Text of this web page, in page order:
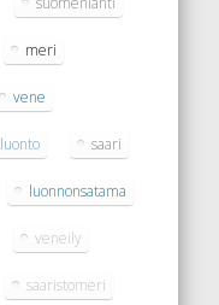
meri
vene
luonto saari
luonnonsatama
veneily
saaristomeri